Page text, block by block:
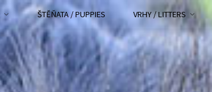
ŠTĚŇATA / PUPPIES VRHY / LITTERS